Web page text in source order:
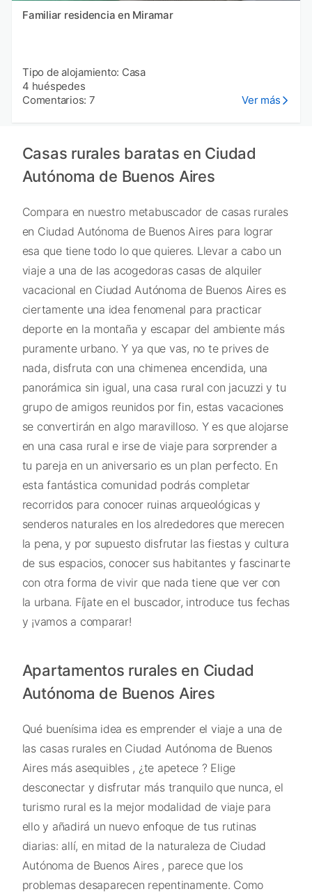
Familiar residencia en Miramar
Tipo de alojamiento: Casa
4 huéspedes
Comentarios: 7
Ver más
Casas rurales baratas en Ciudad
Autónoma de Buenos Aires
Compara en nuestro metabuscador de casas rurales
en Ciudad Autónoma de Buenos Aires para lograr
esa que tiene todo lo que quieres. Llevar a cabo un
viaje a una de las acogedoras casas de alquiler
vacacional en Ciudad Autónoma de Buenos Aires es
ciertamente una idea fenomenal para practicar
deporte en la montaña y escapar del ambiente más
puramente urbano. Y ya que vas, no te prives de
nada, disfruta con una chimenea encendida, una
panorámica sin igual, una casa rural con jacuzzi y tu
grupo de amigos reunidos por fin, estas vacaciones
se convertirán en algo maravilloso. Y es que alojarse
en una casa rural e irse de viaje para sorprender a
tu pareja en un aniversario es un plan perfecto. En
esta fantástica comunidad podrás completar
recorridos para conocer ruinas arqueológicas y
senderos naturales en los alrededores que merecen
la pena, y por supuesto disfrutar las fiestas y cultura
de sus espacios, conocer sus habitantes y fascinarte
con otra forma de vivir que nada tiene que ver con
la urbana. Fíjate en el buscador, introduce tus fechas
y ¡vamos a comparar!
Apartamentos rurales en Ciudad
Autónoma de Buenos Aires
Qué buenísima idea es emprender el viaje a una de
las casas rurales en Ciudad Autónoma de Buenos
Aires más asequibles , ¿te apetece ? Elige
desconectar y disfrutar más tranquilo que nunca, el
turismo rural es la mejor modalidad de viaje para
ello y añadirá un nuevo enfoque de tus rutinas
diarias: allí, en mitad de la naturaleza de Ciudad
Autónoma de Buenos Aires , parece que los
problemas desaparecen repentinamente. Como